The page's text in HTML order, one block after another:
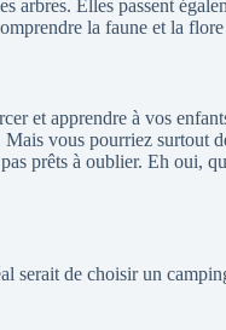
Elles passent
la faune et la
et apprendre à vos
vous pourriez surtout
prêts à oublier. Eh oui,
serait de choisir un